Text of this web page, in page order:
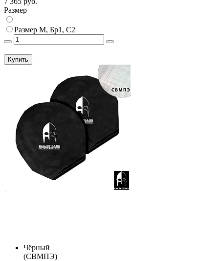
Размер
Размер M, Бр1, С2
Купить
Чёрный
(СВМПЭ)